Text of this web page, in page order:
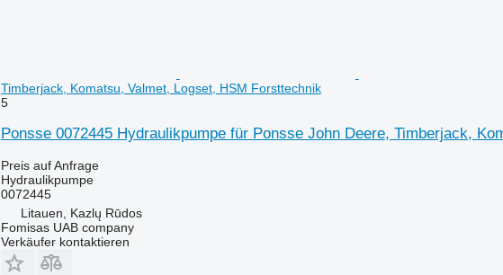
Timberjack, Komatsu, Valmet, Logset, HSM Forsttechnik
5
Ponsse 0072445 Hydraulikpumpe für Ponsse John Deere, Timberjack,
Preis auf Anfrage
Hydraulikpumpe
0072445
Litauen, Kazlų Rūdos
Fomisas UAB company
Verkäufer kontaktieren